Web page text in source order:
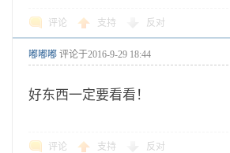
评论 支持 反对
嘟嘟嘟 评论于2016-9-29 18:44
好东西一定要看看！
评论 支持 反对